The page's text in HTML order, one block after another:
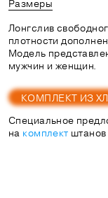
Размеры
Лонгслив
плотности
Модель
мужчин и женщин.
КОМПЛЕКТ ИЗ
Специальное
на комплект